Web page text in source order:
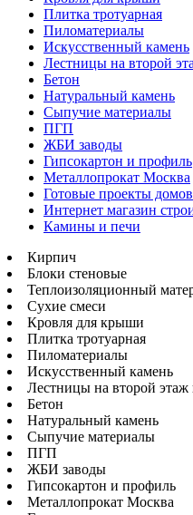
Плитка тротуарная
Пиломатериалы
Искусственный камень
Лестницы на второй
Бетон
Натуральный камень
Сыпучие материалы
ПГП
ЖБИ заводы
Гипсокартон и профиль
Металлопрокат Москва
Готовые проекты домов
Интернет магазин
Камины и печи
Кирпич
Блоки стеновые
Теплоизоляционный
Сухие смеси
Кровля для крыши
Плитка тротуарная
Пиломатериалы
Искусственный камень
Лестницы на второй этаж
Бетон
Натуральный камень
Сыпучие материалы
ПГП
ЖБИ заводы
Гипсокартон и профиль
Металлопрокат Москва